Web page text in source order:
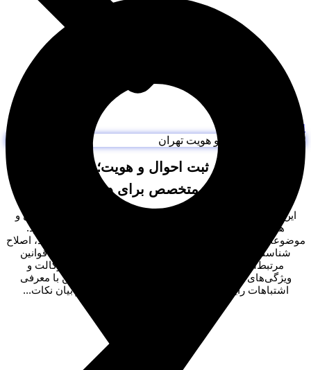
مقاله
⚖️ بهترین وکیل ثبت احوال و هویت؛ راهنمای کامل
انتخاب وکیل متخصص برای دعاوی هویتی
این مقاله به‌صورت جامع به بررسی نقش بهترین وکیل ثبت احوال و
هویت در رسیدگی به دعاوی مرتبط با اسناد هویتی می‌پردازد.
مانند تغییر نام، تغییر نام خانوادگی، اصلاح تاریخ تولد، اصلاح
شناسنامه، اثبات و نفی نسب، ابطال یا صدور شناسنامه، قوانین
مرتبط، مراحل رسیدگی، مدارک موردنیاز، هزینه‌های وکالت و
ویژگی‌های یک وکیل متخصص بررسی شده‌اند. همچنین با معرفی
اشتباهات رایج، ارائه پاسخ به پرسش‌های متداول و بیان نکات...